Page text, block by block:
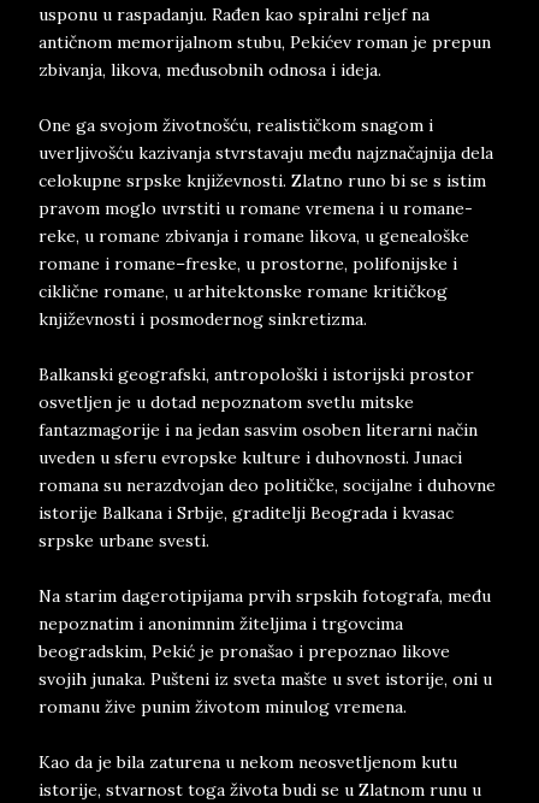
usponu u raspadanju. Rađen kao spiralni reljef na
antičnom memorijalnom stubu, Pekićev roman je prepun
zbivanja, likova, međusobnih odnosa i ideja.
One ga svojom životnošću, realističkom snagom i
uverljivošću kazivanja stvrstavaju među najznačajnija dela
celokupne srpske književnosti. Zlatno runo bi se s istim
pravom moglo uvrstiti u romane vremena i u romane-
reke, u romane zbivanja i romane likova, u genealoške
romane i romane–freske, u prostorne, polifonijske i
ciklične romane, u arhitektonske romane kritičkog
književnosti i posmodernog sinkretizma.
Balkanski geografski, antropološki i istorijski prostor
osvetljen je u dotad nepoznatom svetlu mitske
fantazmagorije i na jedan sasvim osoben literarni način
uveden u sferu evropske kulture i duhovnosti. Junaci
romana su nerazdvojan deo političke, socijalne i duhovne
istorije Balkana i Srbije, graditelji Beograda i kvasac
srpske urbane svesti.
Na starim dagerotipijama prvih srpskih fotografa, među
nepoznatim i anonimnim žiteljima i trgovcima
beogradskim, Pekić je pronašao i prepoznao likove
svojih junaka. Pušteni iz sveta mašte u svet istorije, oni u
romanu žive punim životom minulog vremena.
Kao da je bila zaturena u nekom neosvetljenom kutu
istorije, stvarnost toga života budi se u Zlatnom runu u